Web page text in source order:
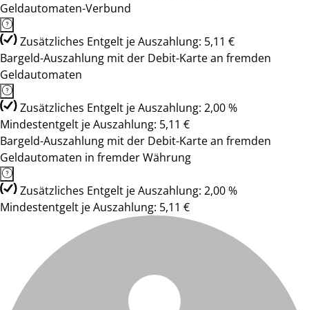
Geldautomaten-Verbund
Zusätzliches Entgelt je Auszahlung: 5,11 €
Bargeld-Auszahlung mit der Debit-Karte an fremden
Geldautomaten
Zusätzliches Entgelt je Auszahlung: 2,00 %
Mindestentgelt je Auszahlung: 5,11 €
Bargeld-Auszahlung mit der Debit-Karte an fremden
Geldautomaten in fremder Währung
Zusätzliches Entgelt je Auszahlung: 2,00 %
Mindestentgelt je Auszahlung: 5,11 €